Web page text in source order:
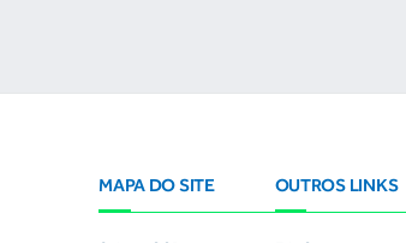
MAPA DO SITE OUTROS LINKS